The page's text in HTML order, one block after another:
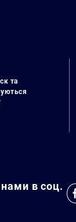
та
нами в соц.